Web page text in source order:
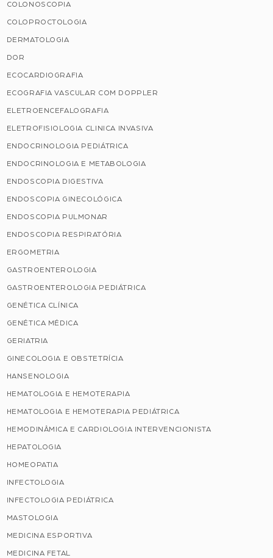
COLONOSCOPIA
COLOPROCTOLOGIA
DERMATOLOGIA
DOR
ECOCARDIOGRAFIA
ECOGRAFIA VASCULAR COM DOPPLER
ELETROENCEFALOGRAFIA
ELETROFISIOLOGIA CLINICA INVASIVA
ENDOCRINOLOGIA PEDIÁTRICA
ENDOCRINOLOGIA E METABOLOGIA
ENDOSCOPIA DIGESTIVA
ENDOSCOPIA GINECOLÓGICA
ENDOSCOPIA PULMONAR
ENDOSCOPIA RESPIRATÓRIA
ERGOMETRIA
GASTROENTEROLOGIA
GASTROENTEROLOGIA PEDIÁTRICA
GENÉTICA CLÍNICA
GENÉTICA MÉDICA
GERIATRIA
GINECOLOGIA E OBSTETRÍCIA
HANSENOLOGIA
HEMATOLOGIA E HEMOTERAPIA
HEMATOLOGIA E HEMOTERAPIA PEDIÁTRICA
HEMODINÂMICA E CARDIOLOGIA INTERVENCIONISTA
HEPATOLOGIA
HOMEOPATIA
INFECTOLOGIA
INFECTOLOGIA PEDIÁTRICA
MASTOLOGIA
MEDICINA ESPORTIVA
MEDICINA FETAL